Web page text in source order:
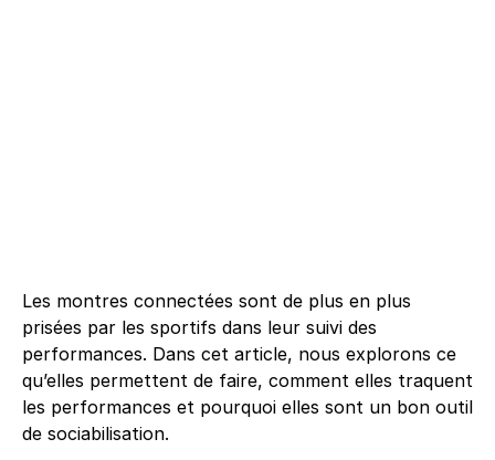
Les montres connectées sont de plus en plus
prisées par les sportifs dans leur suivi des
performances. Dans cet article, nous explorons ce
qu’elles permettent de faire, comment elles traquent
les performances et pourquoi elles sont un bon outil
de sociabilisation.